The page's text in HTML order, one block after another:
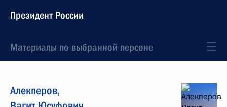
Президент России
Материалы по выбранной персоне
Алекперов,